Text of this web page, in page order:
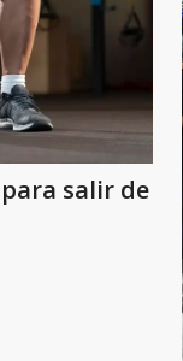
salir de